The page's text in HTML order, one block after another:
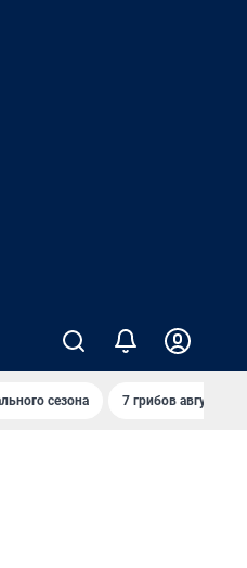
сезона 7 грибов августа